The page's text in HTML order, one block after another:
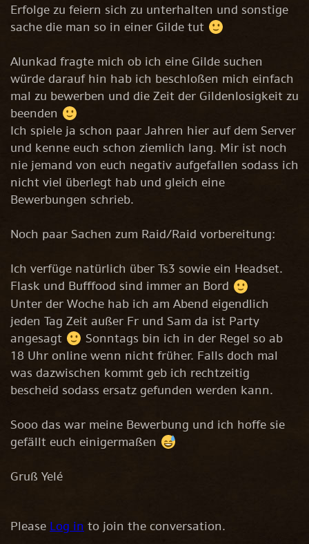
Erfolge zu feiern sich zu unterhalten und sonstige
sache die man so in einer Gilde tut
Alunkad fragte mich ob ich eine Gilde suchen
würde darauf hin hab ich beschloßen mich einfach
mal zu bewerben und die Zeit der Gildenlosigkeit zu
beenden
Ich spiele ja schon paar Jahren hier auf dem Server
und kenne euch schon ziemlich lang. Mir ist noch
nie jemand von euch negativ aufgefallen sodass ich
nicht viel überlegt hab und gleich eine
Bewerbungen schrieb.
Noch paar Sachen zum Raid/Raid vorbereitung:
Ich verfüge natürlich über Ts3 sowie ein Headset.
Flask und Bufffood sind immer an Bord
Unter der Woche hab ich am Abend eigendlich
jeden Tag Zeit außer Fr und Sam da ist Party
angesagt
Sonntags bin ich in der Regel so ab
18 Uhr online wenn nicht früher. Falls doch mal
was dazwischen kommt geb ich rechtzeitig
bescheid sodass ersatz gefunden werden kann.
Sooo das war meine Bewerbung und ich hoffe sie
gefällt euch einigermaßen
Gruß Yelé
Please Log in to join the conversation.